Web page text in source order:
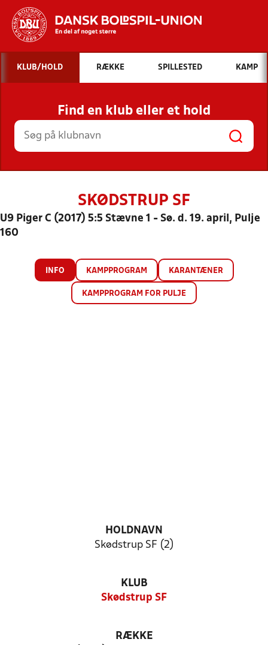
Hvad vil du søge efter?
INDHOLD OG NYHEDER
STILLINGER, RESULTATER, KLUBBER OG
HOLD
KLUB/HOLD RÆKKE SPILLESTED KAMP
Find en klub eller et hold
SKØDSTRUP SF
U9 Piger C (2017) 5:5 Stævne 1 - Sø. d. 19. april, Pulje
160
INFO KAMPPROGRAM KARANTÆNER
KAMPPROGRAM FOR PULJE
HOLDNAVN
Skødstrup SF (2)
KLUB
Skødstrup SF
RÆKKE